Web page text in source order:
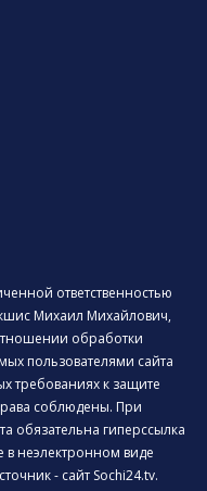
ответственностью
Михаил Михайлович,
обработки
пользователями сайта
требованиях к защите
соблюдены. При
обязательна гиперссылка
в неэлектронном виде
- сайт Sochi24.tv.